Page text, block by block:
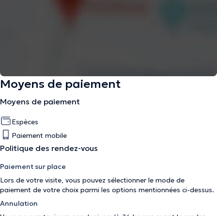
Moyens de paiement
Moyens de paiement
Espèces
Paiement mobile
Politique des rendez-vous
Paiement sur place
Lors de votre visite, vous pouvez sélectionner le mode de
paiement de votre choix parmi les options mentionnées ci-dessus.
Annulation